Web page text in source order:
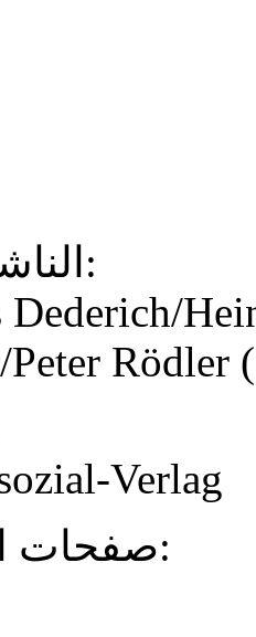
الناشر/الناشرة:
Dederich/
Rödler
Verlag
صفحات المستخرج: